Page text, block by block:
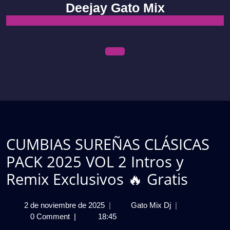
content
Deejay Gato Mix
CUMBIAS SUREÑAS CLÁSICAS
PACK 2025 VOL 2 Intros y
Remix Exclusivos 🔥 Gratis
2 de noviembre de 20252
de
| Gato Mix DjCUMBIAS
|
0 Comment | 18:45